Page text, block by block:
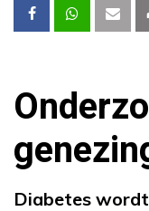
Diabetes